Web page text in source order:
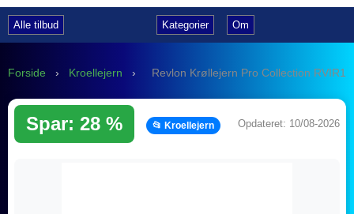
Alle tilbud Kategorier Om
Forside › Kroellejern › Revlon Krøllejern Pro Collection
Spar: 28 % 📂 Kroellejern Opdateret: 10/08-2026